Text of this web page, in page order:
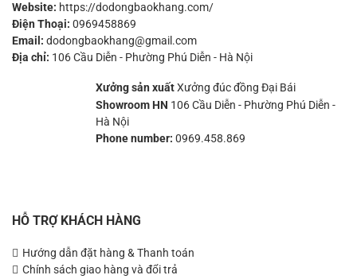
Website: https://dodongbaokhang.com/
Điện Thoại: 0969458869
Email: dodongbaokhang@gmail.com
Địa chỉ: 106 Cầu Diễn - Phường Phú Diễn - Hà Nội
Xưởng sản xuấtXưởng đúc đồng Đại Bái
Showroom HN 106 Cầu Diễn - Phường Phú Diễn -
Hà Nội
Phone number: 0969.458.869
HỖ TRỢ KHÁCH HÀNG
Hướng dẫn đặt hàng & Thanh toán
Chính sách giao hàng và đổi trả